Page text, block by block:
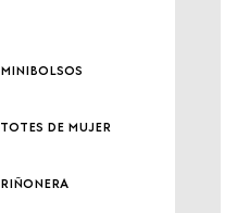
minibolsos
totes de mujer
riñonera